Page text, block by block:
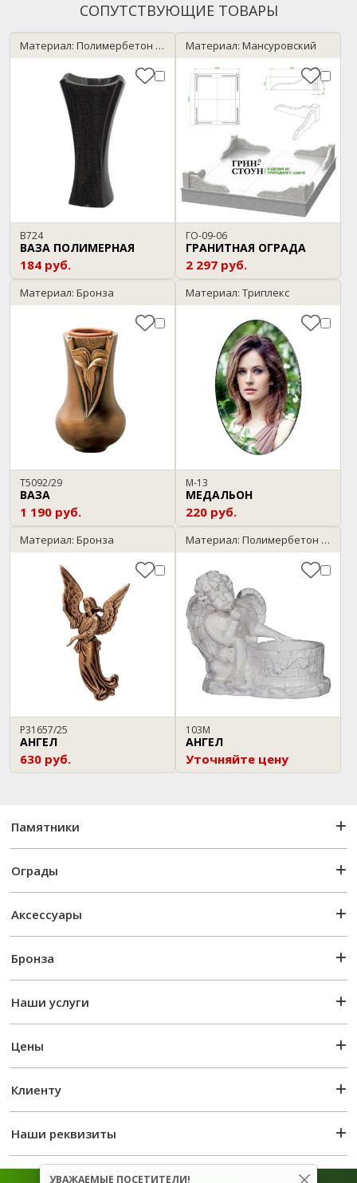
СОПУТСТВУЮЩИЕ ТОВАРЫ
Материал: Полимербетон / темный гранит
В724
ВАЗА ПОЛИМЕРНАЯ
184 руб.
Материал: Мансуровский
ГО-09-06
ГРАНИТНАЯ ОГРАДА
2 297 руб.
Материал: Бронза
T5092/29
ВАЗА
1 190 руб.
Материал: Триплекс
М-13
МЕДАЛЬОН
220 руб.
Материал: Бронза
P31657/25
АНГЕЛ
630 руб.
Материал: Полимербетон / мрамор
103М
АНГЕЛ
Уточняйте цену
Памятники
Ограды
Аксессуары
Бронза
Наши услуги
Цены
Клиенту
Наши реквизиты
УВАЖАЕМЫЕ ПОСЕТИТЕЛИ!